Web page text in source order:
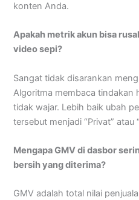
konten Anda.
Apakah metrik akun bisa
video sepi?
Sangat tidak disarankan
Algoritma membaca tindakan
tidak wajar. Lebih baik ubah
tersebut menjadi “Privat” atau
Mengapa GMV di dasbor
bersih yang diterima?
GMV adalah total nilai